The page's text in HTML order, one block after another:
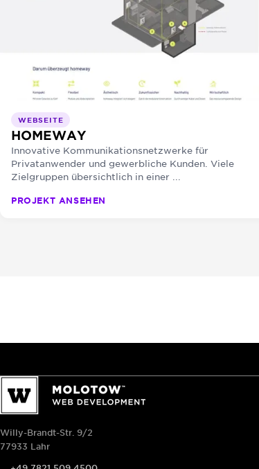
WEBSEITE
HOMEWAY
Innovative Kommunikationsnetzwerke für
Privatanwender und gewerbliche Kunden. Viele
Zielgruppen übersichtlich in einer ...
PROJEKT ANSEHEN
Willy-Brandt-Str. 9/2
77933 Lahr